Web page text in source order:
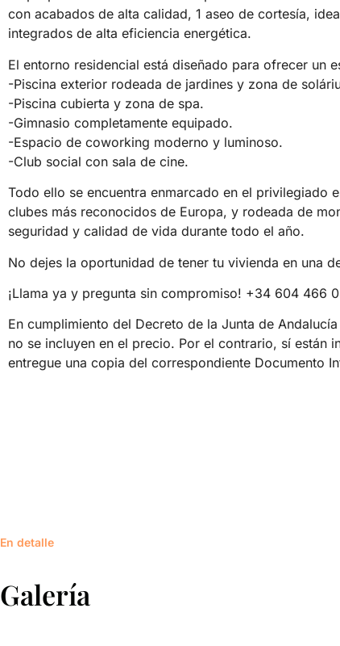
con acabados de alta calidad, 1 aseo de cortesía,
integrados de alta eficiencia energética.
El entorno residencial está diseñado para ofrecer un
-Piscina exterior rodeada de jardines y zona de
-Piscina cubierta y zona de spa.
-Gimnasio completamente equipado.
-Espacio de coworking moderno y luminoso.
-Club social con sala de cine.
Todo ello se encuentra enmarcado en el privilegiado
clubes más reconocidos de Europa, y rodeada de
seguridad y calidad de vida durante todo el año.
No dejes la oportunidad de tener tu vivienda en una
¡Llama ya y pregunta sin compromiso! +34 604 466
En cumplimiento del Decreto de la Junta de
no se incluyen en el precio. Por el contrario, sí están
entregue una copia del correspondiente Documento
En detalle
Galería